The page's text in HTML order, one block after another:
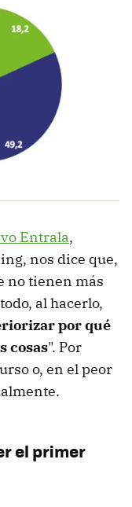
Entrala,
nos dice que,
no tienen más
al hacerlo,
por qué
cosas". Por
o, en el peor
el primer